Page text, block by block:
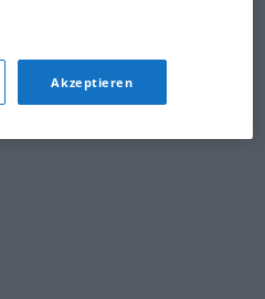
Akzeptieren